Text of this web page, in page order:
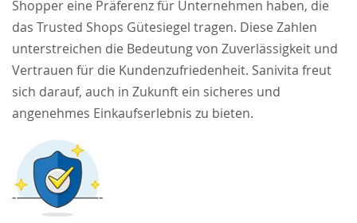
Shopper eine Präferenz für Unternehmen haben, die
das Trusted Shops Gütesiegel tragen. Diese Zahlen
unterstreichen die Bedeutung von Zuverlässigkeit und
Vertrauen für die Kundenzufriedenheit. Sanivita freut
sich darauf, auch in Zukunft ein sicheres und
angenehmes Einkaufserlebnis zu bieten.